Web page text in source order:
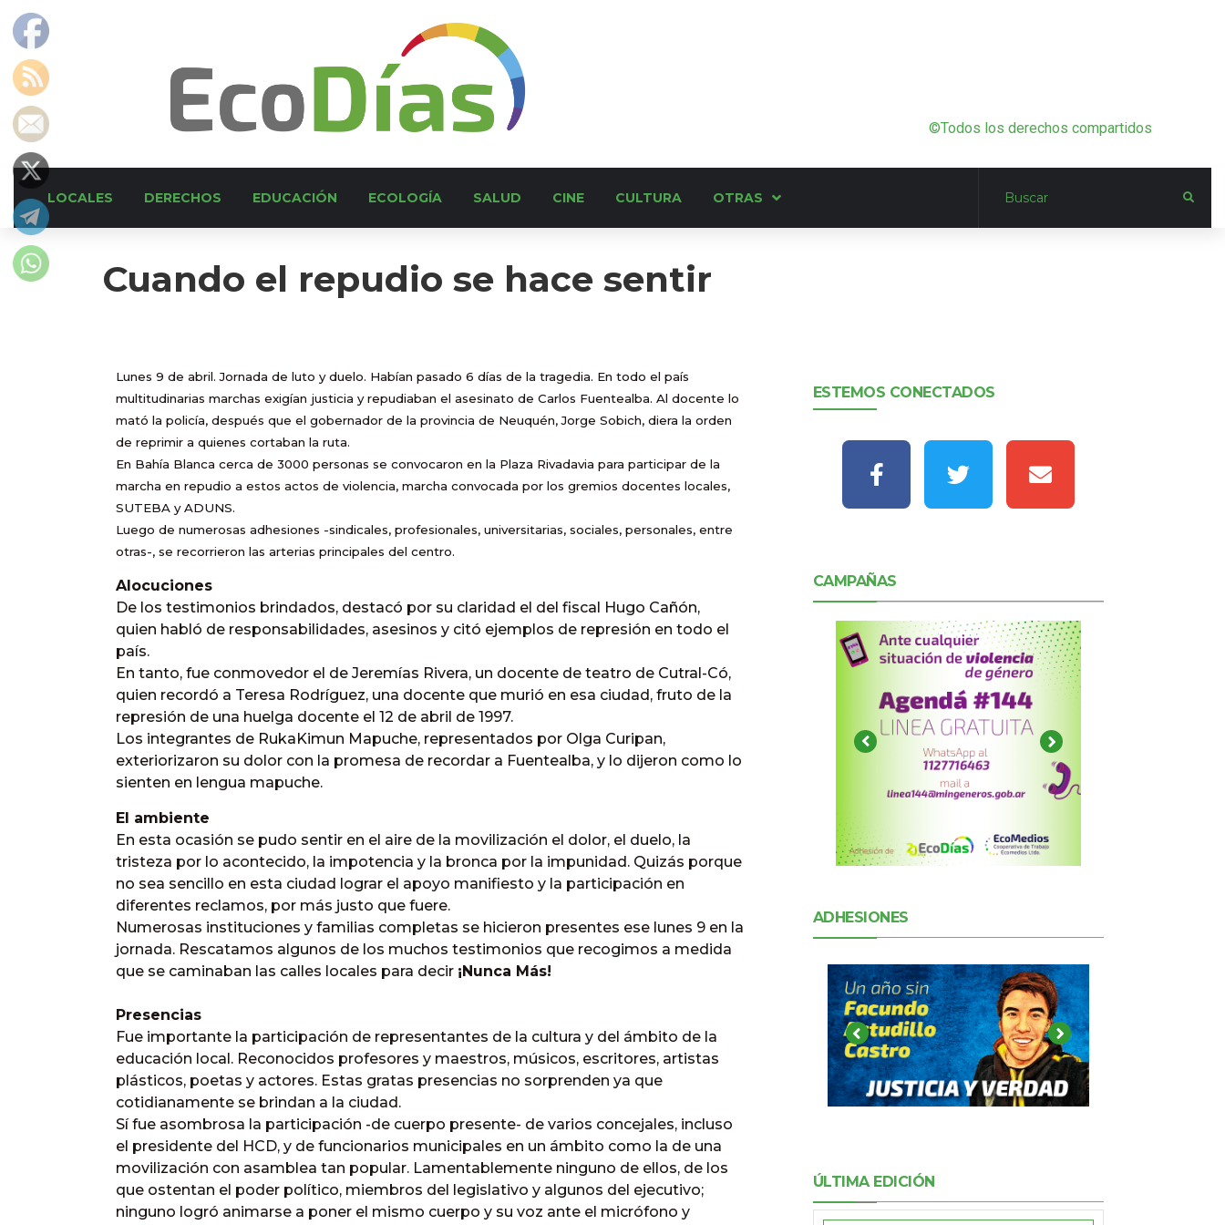
©Todos los derechos compartidos
LOCALES DERECHOS EDUCACIÓN ECOLOGÍA SALUD CINE CULTURA OTRAS
Cuando el repudio se hace sentir
Lunes 9 de abril. Jornada de luto y duelo. Habían pasado 6 días de la tragedia. En todo el país
multitudinarias marchas exigían justicia y repudiaban el asesinato de Carlos Fuentealba. Al docente lo
mató la policía, después que el gobernador de la provincia de Neuquén, Jorge Sobich, diera la orden
de reprimir a quienes cortaban la ruta.
En Bahía Blanca cerca de 3000 personas se convocaron en la Plaza Rivadavia para participar de la
marcha en repudio a estos actos de violencia, marcha convocada por los gremios docentes locales,
SUTEBA y ADUNS.
Luego de numerosas adhesiones -sindicales, profesionales, universitarias, sociales, personales, entre
otras-, se recorrieron las arterias principales del centro.
Alocuciones
De los testimonios brindados, destacó por su claridad el del fiscal Hugo Cañón,
quien habló de responsabilidades, asesinos y citó ejemplos de represión en todo el
país.
En tanto, fue conmovedor el de Jeremías Rivera, un docente de teatro de Cutral-Có,
quien recordó a Teresa Rodríguez, una docente que murió en esa ciudad, fruto de la
represión de una huelga docente el 12 de abril de 1997.
Los integrantes de RukaKimun Mapuche, representados por Olga Curipan,
exteriorizaron su dolor con la promesa de recordar a Fuentealba, y lo dijeron como lo
sienten en lengua mapuche.
El ambiente
En esta ocasión se pudo sentir en el aire de la movilización el dolor, el duelo, la
tristeza por lo acontecido, la impotencia y la bronca por la impunidad. Quizás porque
no sea sencillo en esta ciudad lograr el apoyo manifiesto y la participación en
diferentes reclamos, por más justo que fuere.
Numerosas instituciones y familias completas se hicieron presentes ese lunes 9 en la
jornada. Rescatamos algunos de los muchos testimonios que recogimos a medida
que se caminaban las calles locales para decir ¡Nunca Más!
Presencias
Fue importante la participación de representantes de la cultura y del ámbito de la
educación local. Reconocidos profesores y maestros, músicos, escritores, artistas
plásticos, poetas y actores. Estas gratas presencias no sorprenden ya que
cotidianamente se brindan a la ciudad.
Sí fue asombrosa la participación -de cuerpo presente- de varios concejales, incluso
el presidente del HCD, y de funcionarios municipales en un ámbito como la de una
movilización con asamblea tan popular. Lamentablemente ninguno de ellos, de los
que ostentan el poder político, miembros del legislativo y algunos del ejecutivo;
ninguno logró animarse a poner el mismo cuerpo y su voz ante el micrófono y
ESTEMOS CONECTADOS
CAMPAÑAS
ADHESIONES
ÚLTIMA EDICIÓN